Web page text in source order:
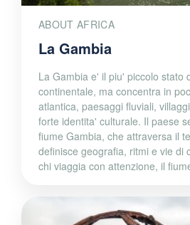
ABOUT AFRICA
La Gambia
La Gambia e' il piu' piccolo stato
continentale, ma concentra in
atlantica, paesaggi fluviali,
forte identita' culturale. Il paese
fiume Gambia, che attraversa il
definisce geografia, ritmi e vie di
chi viaggia con attenzione, il